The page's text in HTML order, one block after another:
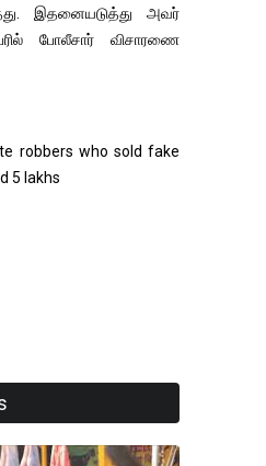
இதனையடுத்து அவர்
போலீசார் விசாரணை
robbers who sold fake
5 lakhs